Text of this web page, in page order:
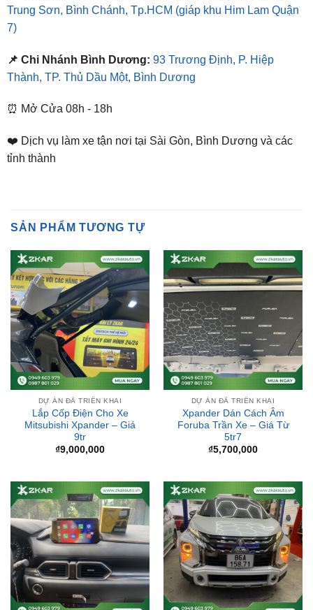
📌 Chi Nhánh Bình Dương:
⏰ Mở Cửa 08h - 18h
❤️ Dịch vụ làm xe tận nơi tại Sài Gòn, Bình Dương và các
DỰ ÁN ĐÃ TRIỂN KHAI
Lắp Cốp Điện Cho Xe
Mitsubishi Xpander – Giá
9tr
₫9,000,000
DỰ ÁN ĐÃ TRIỂN KHAI
Xpander Dán Cách Âm
Foruba Trần Xe – Giá Từ
5tr7
₫5,700,000
DỰ ÁN ĐÃ TRIỂN KHAI DỰ ÁN ĐÃ TRIỂN KHAI